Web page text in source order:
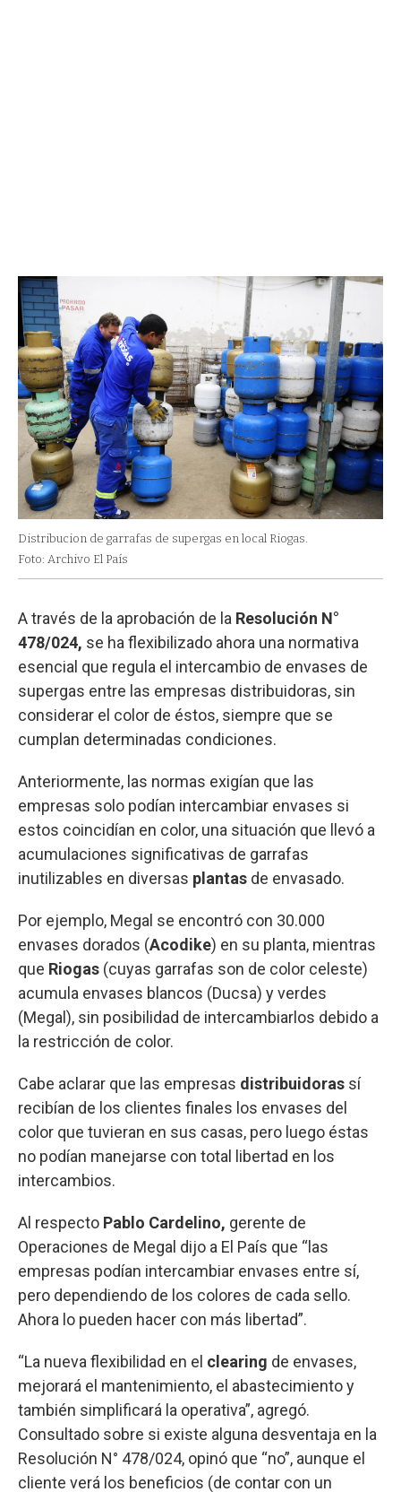
Distribucion de garrafas de supergas en local Riogas.
Foto: Archivo El País
A través de la aprobación de la Resolución N°
478/024, se ha flexibilizado ahora una normativa
esencial que regula el intercambio de envases de
supergas entre las empresas distribuidoras, sin
considerar el color de éstos, siempre que se
cumplan determinadas condiciones.
Anteriormente, las normas exigían que las
empresas solo podían intercambiar envases si
estos coincidían en color, una situación que llevó a
acumulaciones significativas de garrafas
inutilizables en diversas plantas de envasado.
Por ejemplo, Megal se encontró con 30.000
envases dorados (Acodike) en su planta, mientras
que Riogas (cuyas garrafas son de color celeste)
acumula envases blancos (Ducsa) y verdes
(Megal), sin posibilidad de intercambiarlos debido a
la restricción de color.
Cabe aclarar que las empresas distribuidoras sí
recibían de los clientes finales los envases del
color que tuvieran en sus casas, pero luego éstas
no podían manejarse con total libertad en los
intercambios.
Al respecto Pablo Cardelino, gerente de
Operaciones de Megal dijo a El País que “las
empresas podían intercambiar envases entre sí,
pero dependiendo de los colores de cada sello.
Ahora lo pueden hacer con más libertad”.
“La nueva flexibilidad en el clearing de envases,
mejorará el mantenimiento, el abastecimiento y
también simplificará la operativa”, agregó.
Consultado sobre si existe alguna desventaja en la
Resolución N° 478/024, opinó que “no”, aunque el
cliente verá los beneficios (de contar con un